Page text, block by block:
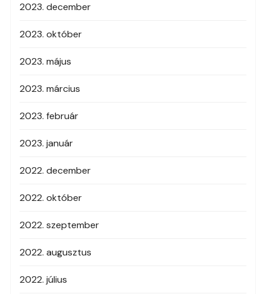
2023. december
2023. október
2023. május
2023. március
2023. február
2023. január
2022. december
2022. október
2022. szeptember
2022. augusztus
2022. július